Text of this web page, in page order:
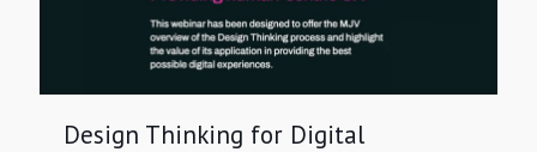
Design Thinking for Digital